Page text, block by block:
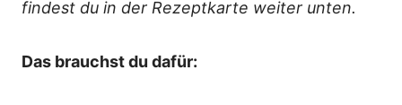
findest du in der Rezeptkarte weiter unten.
Das brauchst du dafür: